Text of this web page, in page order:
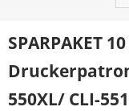
SPARPAKET
550XL/ CLI-